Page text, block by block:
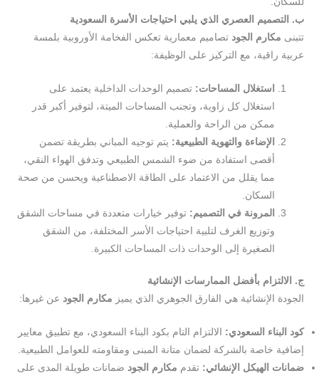
ب. التصميم العصري الذي يلبي احتياجات الأسرة السعودية
تتبنى مكارم الجود تصاميم معمارية تعكس الفخامة الأوروبية بلمسة
عربية راقية، مع التركيز على الوظيفة:
استغلال المساحات: تصميم الوحدات الداخلية يعتمد على
استغلال كل زاوية، وتجنب المساحات الميتة، لتوفير أكبر قدر
ممكن من الراحة والعملية.
الإضاءة والتهوية الطبيعية: يتم توجيه المباني بطريقة تضمن
أقصى استفادة من ضوء الشمس الطبيعي وتدفق الهواء النقي،
مما يقلل من الاعتماد على الطاقة الاصطناعية ويحسن من صحة
السكان.
المرونة في التصميم: توفير خيارات متعددة في مساحات الشقق
وتوزيع الغرف لتلبية احتياجات الأسر المختلفة، من الشقق
الصغيرة إلى الوحدات ذات المساحات الكبيرة.
ج. الالتزام بأفضل الممارسات الإنشائية
الجودة الإنشائية هي الفارق الجوهري الذي يميز مكارم الجود عن غيرها:
كود البناء السعودي: الالتزام التام بكود البناء السعودي، مع تطبيق معايير
إضافية خاصة بالشركة لضمان متانة المبنى ومقاومته للعوامل الطبيعية.
ضمانات الهيكل الإنشائي: تقدم مكارم الجود ضمانات طويلة المدى على